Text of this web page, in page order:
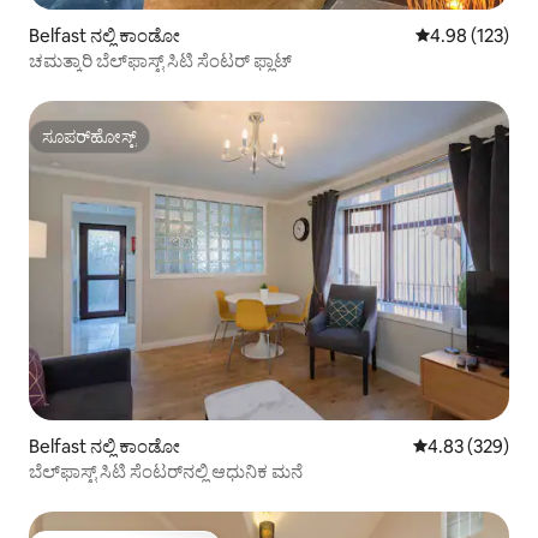
Belfast ನಲ್ಲಿ ಕಾಂಡೋ 5 ರಲ್ಲಿ 4.98
4.98 (123)
ಚಮತ್ಕಾರಿ ಬೆಲ್‌ಫಾಸ್ಟ್ ಸಿಟಿ ಸೆಂಟರ್ ಫ್ಲಾಟ್
ಸೂಪರ್‌ಹೋಸ್ಟ್
ಸೂಪರ್‌ಹೋಸ್ಟ್
Belfast ನಲ್ಲಿ ಕಾಂಡೋ 5 ರಲ್ಲಿ 4.83
4.83 (329)
ಬೆಲ್‌ಫಾಸ್ಟ್ ಸಿಟಿ ಸೆಂಟರ್‌ನಲ್ಲಿ ಆಧುನಿಕ ಮನೆ